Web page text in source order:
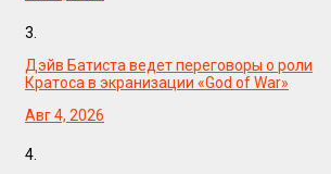
3.
Дэйв Батиста ведет переговоры о роли
Кратоса в экранизации «God of War»
Авг 4, 2026
4.